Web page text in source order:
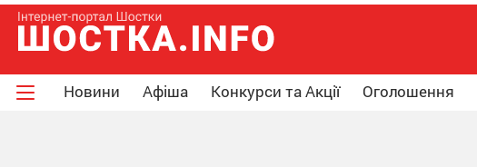
Новини Афіша Конкурси та Акції Оголошення